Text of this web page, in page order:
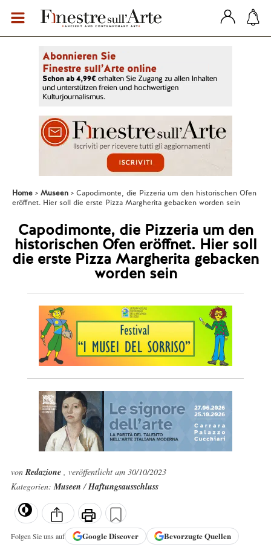
Home Museen
Capodimonte, die Pizzeria um den historischen Ofen
eröffnet. Hier soll die erste Pizza Margherita gebacken worden sein
Capodimonte, die Pizzeria um den
historischen Ofen eröffnet. Hier soll
die erste Pizza Margherita gebacken
worden sein
vonRedazione , veröffentlicht am 30/10/2023
Kategorien:Museen/Haftungsausschluss
Folgen Sie uns auf GoogleDiscover Bevorzugte Quellen